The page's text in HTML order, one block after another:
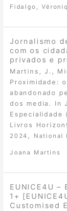
Fidalgo
,
Jornalismo
com os
privados e
Martins, J.,
Proximidade:
abandonado
dos media. In
Livros
2024 , National
Joana Martins
EUNICE4U –
1+
Customised